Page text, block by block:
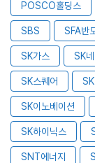
POSCO홀딩스
SBS SFA반
SK가스 SK
SK스퀘어
SK이노베이션
SK하이닉스
SNT에너지